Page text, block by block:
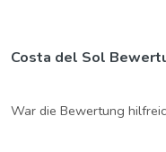
Costa del Sol
War die Bewertung